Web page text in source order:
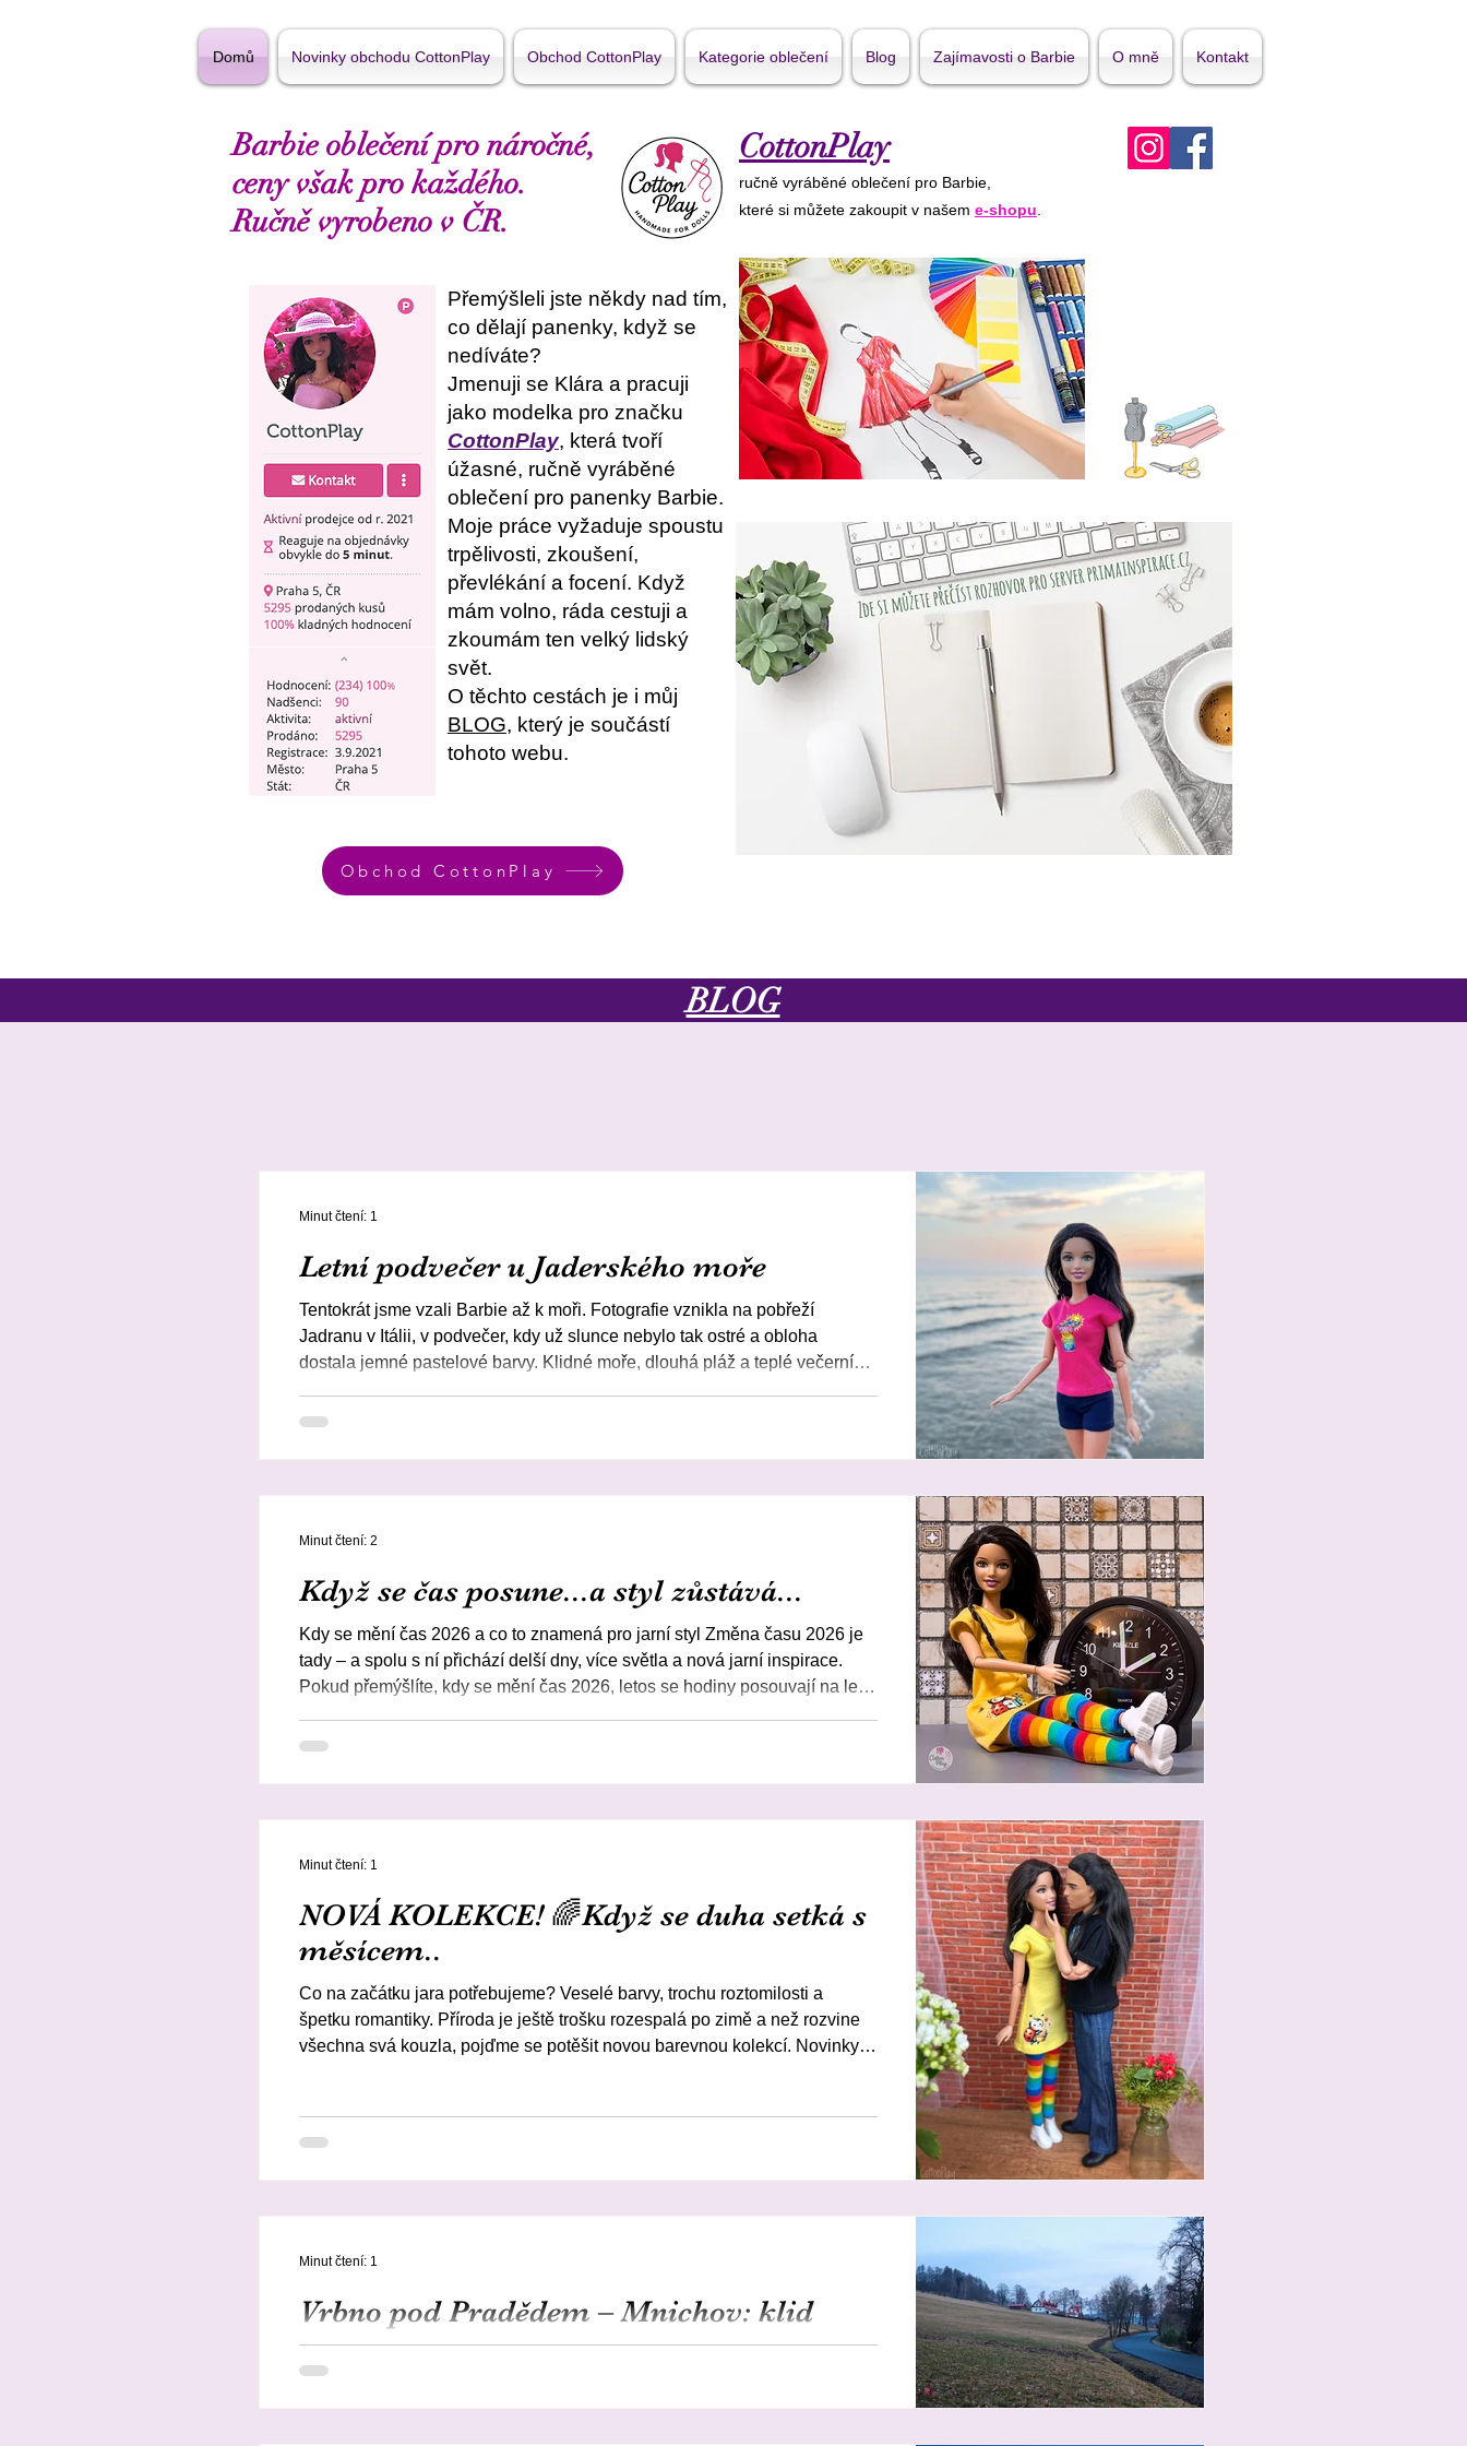
Domů Novinky obchodu CottonPlay Obchod CottonPlay Kategorie oblečení Blog Zajímavosti o Barbie O mně Kontakt
Barbie oblečení pro náročné,
ceny však pro každého.
Ručně vyrobeno v ČR.
Přemýšleli jste někdy nad tím,
co dělají panenky, když se
nedíváte?
Jmenuji se Klára a pracuji
jako modelka pro značku
CottonPlay, která tvoří
úžasné, ručně vyráběné
oblečení pro panenky Barbie.
Moje práce vyžaduje spoustu
trpělivosti, zkoušení,
převlékání a focení. Když
mám volno, ráda cestuji a
zkoumám ten velký lidský
svět.
O těchto cestách je i můj
BLOG, který je součástí
tohoto webu.
Obchod CottonPlay
CottonPlay
ručně vyráběné oblečení pro Barbie,
které si můžete zakoupit v našem e-shopu
BLOG
Letní podvečer u Jaderského moře
Tentokrát jsme vzali Barbie až k moři. Fotografie vznikla na pobřeží
Jadranu v Itálii, v podvečer, kdy už slunce nebylo tak ostré a obloha
dostala jemné pastelové barvy. Klidné moře, dlouhá pláž a teplé večerní
Barbie má na sobě jednoduchý prázdninový komplet – růžové tričko s
Minut čtení: 1
Když se čas posune...a styl zůstává...
Kdy se mění čas 2026 a co to znamená pro jarní styl Změna času 2026 je
tady – a spolu s ní přichází delší dny, více světla a nová jarní inspirace.
Pokud přemýšlíte, kdy se mění čas 2026, letos se hodiny posouvají na letní
hodinu. A stejně jako se mění svět kolem nás, mění se i styl – třeba v
Minut čtení: 2
NOVÁ KOLEKCE! 🌈Když se duha setká s
měsícem..
Co na začátku jara potřebujeme? Veselé barvy, trochu roztomilosti a
špetku romantiky. Příroda je ještě trošku rozespalá po zimě a než rozvine
všechna svá kouzla, pojďme se potěšit novou barevnou kolekcí. Novinky
překvapení.
Minut čtení: 1
Vrbno pod Pradědem – Mnichov: klid
Jeseníků očima Barbie
je Mnichov u Vrbna pod Pradědem – malá část obce, kde se čas
Minut čtení: 1